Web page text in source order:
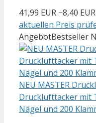
41,99 EUR −8,40 EUR
aktuellen Preis
AngebotBestseller
NEU MASTER
Drucklufttacker mit
Nägel und 200